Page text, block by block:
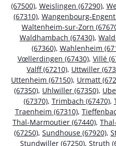
(67500), Weislingen (67290),
(67310), Wangenbourg-
Waltenheim-sur-Zorn
Waldhambach (67430),
(67360), Wahlenheim
Vœllerdingen (67430), Villé
Valff (67210), Uttwiller
Uttenheim (67150), Urmatt
(67350), Uhlwiller (67350),
(67370), Trimbach (67470),
Traenheim (67310),
Thal-Marmoutier (67440),
(67250), Sundhouse (67920),
Stundwiller (67250), Struth